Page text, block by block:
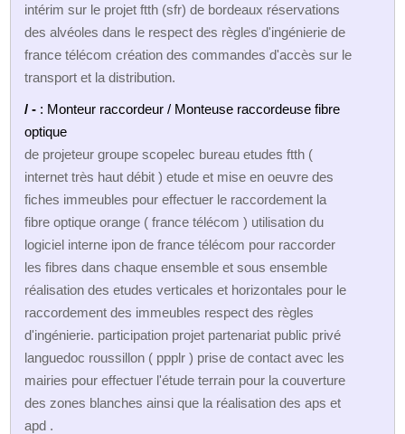
intérim sur le projet ftth (sfr) de bordeaux réservations
des alvéoles dans le respect des règles d'ingénierie de
france télécom création des commandes d'accès sur le
transport et la distribution.
/ - : Monteur raccordeur / Monteuse raccordeuse fibre
optique
de projeteur groupe scopelec bureau etudes ftth (
internet très haut débit ) etude et mise en oeuvre des
fiches immeubles pour effectuer le raccordement la
fibre optique orange ( france télécom ) utilisation du
logiciel interne ipon de france télécom pour raccorder
les fibres dans chaque ensemble et sous ensemble
réalisation des etudes verticales et horizontales pour le
raccordement des immeubles respect des règles
d'ingénierie. participation projet partenariat public privé
languedoc roussillon ( ppplr ) prise de contact avec les
mairies pour effectuer l'étude terrain pour la couverture
des zones blanches ainsi que la réalisation des aps et
apd .